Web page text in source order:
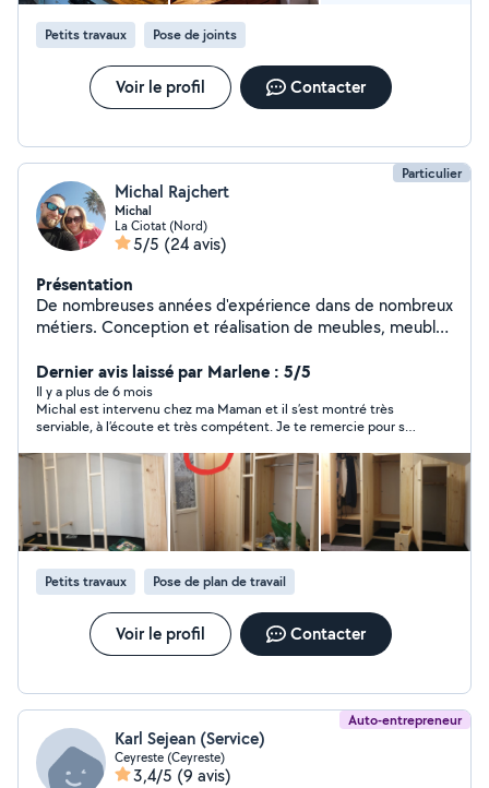
Petits travaux Pose de joints
Voir le profil Contacter
Particulier
Michal Rajchert
Michal
La Ciotat (Nord)
5/5 (24 avis)
Présentation
De nombreuses années d'expérience dans de nombreux
métiers. Conception et réalisation de meubles, meubles
plafonds, parquets, terrasses et clôtures. Un esprit
précis, technique et exact. Je fais très attention aux
détails car « le diable est dans les détails ».Ponctuel,
propre et efficace. très bon rapport qualité/prix.
Philosophie de la vie - « Il n'y a pas de problèmes,
seulement des solutions ».
Dernier avis laissé par Marlene : 5/5
Il y a plus de 6 mois
Michal est intervenu chez ma Maman et il s’est montré très
serviable, à l’écoute et très compétent. Je te remercie pour sa
Petits travaux Pose de plan de travail
Voir le profil Contacter
Auto-entrepreneur
Karl Sejean (Service)
Ceyreste (Ceyreste)
3,4/5 (9 avis)